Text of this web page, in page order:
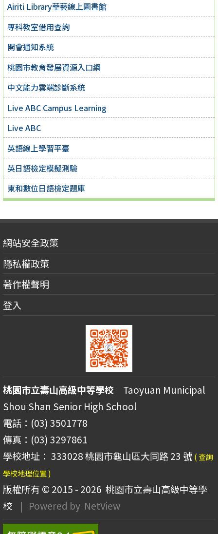
Airiti Library華藝線上圖書館
專科教室借用查詢
開會通知系統
桃園市教育發展資源入口網
中文能力雲端診斷系統
Live ABC Campus Learning
Live ABC
英語線上學習平臺
英日語檢定模擬測驗
東和數位日語檢定題庫
網站安全政策
隱私權政策
著作權聲明
登入
桃園市立壽山高級中等學校 Taoyuan Municipal
Shou Shan Senior High School
電話：(03) 3501778
傳真：(03) 3297861
學校地址： 333028 桃園市龜山區大同路 23 號 ( 查詢
學校地理位置 )
版權所有 © 2015 - 2026 桃園市立壽山高級中等學
校
| Powered by NetView